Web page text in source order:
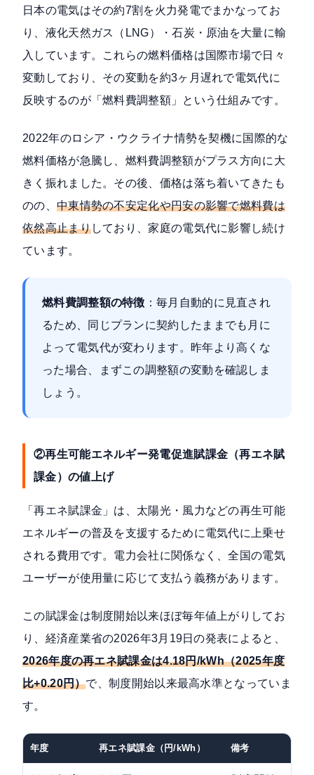
日本の電気はその約7割を火力発電でまかなってお
り、液化天然ガス（LNG）・石炭・原油を大量に輸
入しています。これらの燃料価格は国際市場で日々
変動しており、その変動を約3ヶ月遅れで電気代に
反映するのが「燃料費調整額」という仕組みです。
2022年のロシア・ウクライナ情勢を契機に国際的な
燃料価格が急騰し、燃料費調整額がプラス方向に大
きく振れました。その後、価格は落ち着いてきたも
のの、 中東情勢の不安定化や円安の影響で燃料費は
依然高止まりしており、家庭の電気代に影響し続け
ています。
燃料費調整額の特徴 ：毎月自動的に見直され
るため、同じプランに契約したままでも月に
よって電気代が変わります。昨年より高くな
った場合、まずこの調整額の変動を確認しま
しょう。
②再生可能エネルギー発電促進賦課金（再エネ賦
課金）の値上げ
「再エネ賦課金」は、太陽光・風力などの再生可能
エネルギーの普及を支援するために電気代に上乗せ
される費用です。電力会社に関係なく、全国の電気
ユーザーが使用量に応じて支払う義務があります。
この賦課金は制度開始以来ほぼ毎年値上がりしてお
り、 経済産業省の2026年3月19日の発表によると、
2026年度の再エネ賦課金は4.18円/kWh（2025年度
比+0.20円）で、制度開始以来最高水準となっていま
す。
年度 再エネ賦課金（円/kWh） 備考